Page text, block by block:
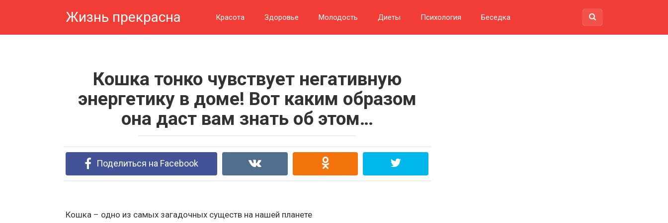
Жизнь прекрасна Красота Здоровье Молодость Диеты Психология Беседка
Кошка тонко чувствует негативную
энергетику в доме! Вот каким образом
она даст вам знать об этом…
Поделиться на Facebook
Кошка – одно из самых загадочных существ на нашей планете